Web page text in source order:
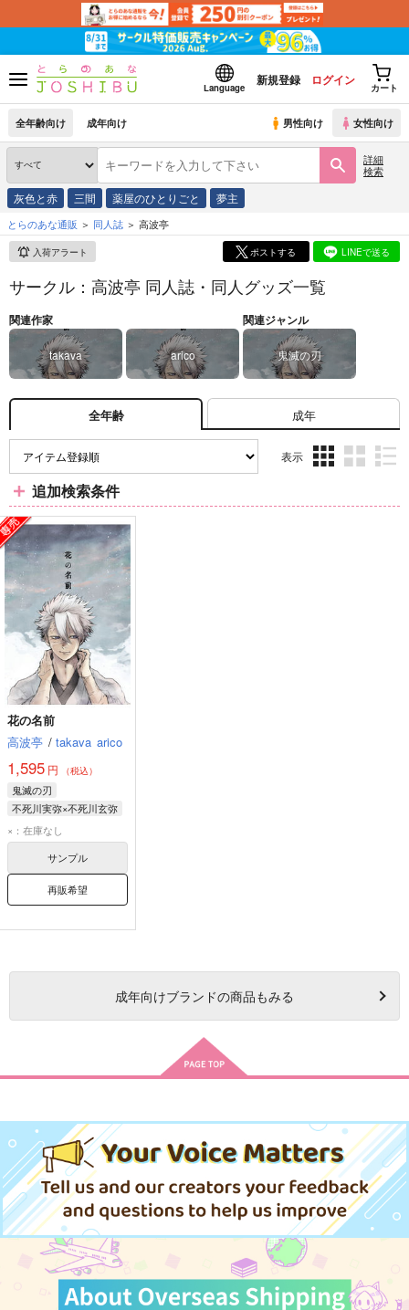
Language
新規登録 ログイン
カート
全年齢向け 成年向け 男性向け 女性向け
詳細
検索
灰色と赤 三間 薬屋のひとりごと 夢主
とらのあな通販 同人誌 高波亭
入荷アラート ポストする LINEで送る
サークル：高波亭 同人誌・同人グッズ一覧
関連作家
takava arico
関連ジャンル
鬼滅の刃
全年齢 成年
表示
ム
ム
ム
追加検索条件
花の名前
高波亭 / takava arico
1,595 円 （税込）
鬼滅の刃
不死川実弥×不死川玄弥
不死川実弥
不死川玄弥
×：在庫なし
サンプル
再販希望
成年向けブランドの商品もみる